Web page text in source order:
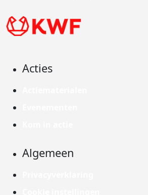
Acties
Algemeen